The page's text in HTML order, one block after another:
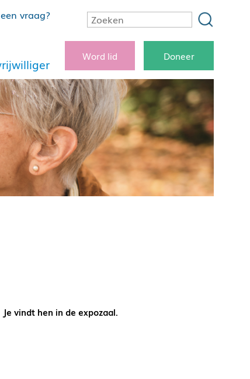
vraag?
Word lid Doneer
vindt hen in de expozaal.